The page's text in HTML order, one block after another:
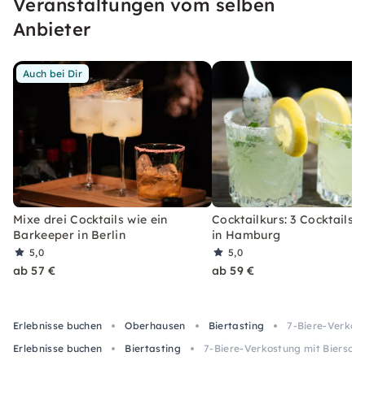
wirst.
Anbieter
Auch bei Dir
Mixe drei Cocktails wie ein
Barkeeper in Berlin
5,0
ab 57 €
Cocktailkurs: 3 Cocktails
in Hamburg
5,0
ab 59 €
Erlebnisse buchen Oberhausen Biertasting
7-Biere-
Erlebnisse buchen
Biertasting 7-Biere-Verkostung mit